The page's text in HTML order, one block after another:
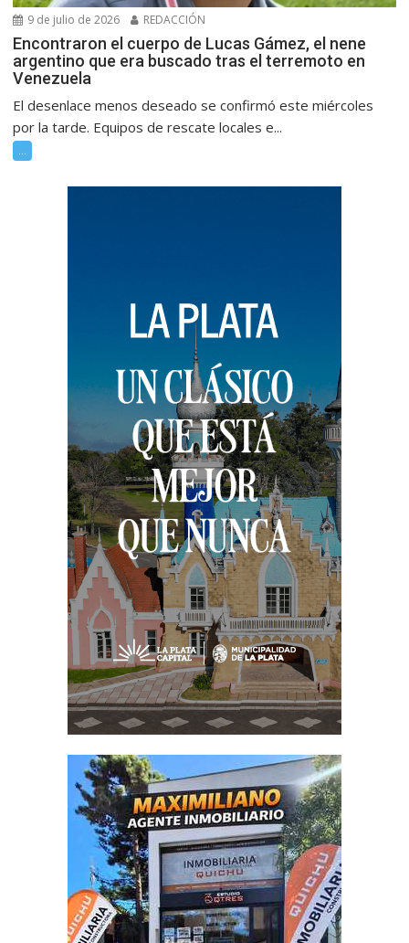
9 de julio de 2026 REDACCIÓN
Encontraron el cuerpo de Lucas Gámez, el nene
argentino que era buscado tras el terremoto en
Venezuela
El desenlace menos deseado se confirmó este miércoles
por la tarde. Equipos de rescate locales e...